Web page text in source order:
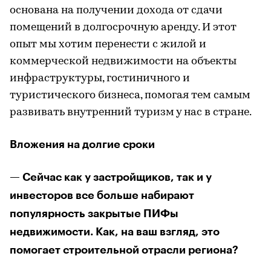
основана на получении дохода от сдачи
помещений в долгосрочную аренду. И этот
опыт мы хотим перенести с жилой и
коммерческой недвижимости на объекты
инфраструктуры, гостиничного и
туристического бизнеса, помогая тем самым
развивать внутренний туризм у нас в стране.
Вложения на долгие сроки
— Сейчас как у застройщиков, так и у
инвесторов все больше набирают
популярность закрытые ПИФы
недвижимости. Как, на ваш взгляд, это
помогает строительной отрасли региона?